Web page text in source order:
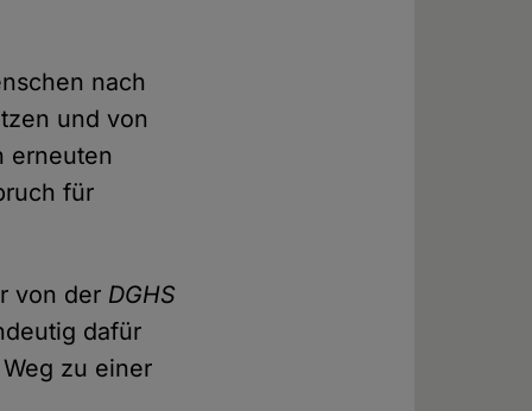
nach
und von
erneuten
für
von der DGHS
dafür
zu einer